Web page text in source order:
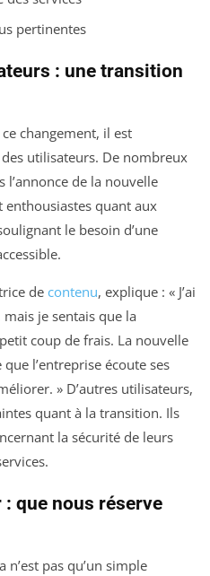
pertinentes
: une transition
changement, il est
utilisateurs. De nombreux
l’annonce de la nouvelle
enthousiastes quant aux
le besoin d’une
de contenu, explique : « J’ai
je sentais que la
coup de frais. La nouvelle
l’entreprise écoute ses
» D’autres utilisateurs,
quant à la transition. Ils
la sécurité de leurs
: que nous réserve
n’est pas qu’un simple